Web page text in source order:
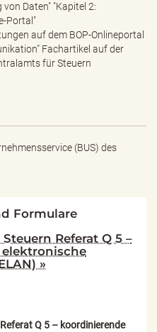
Daten" "Kapitel 2:
Portal"
auf dem BOP-Onlineportal
Fachartikel auf der
für Steuern
(BUS) des
Formulare
Referat Q 5 –
»
Q 5 – koordinierende